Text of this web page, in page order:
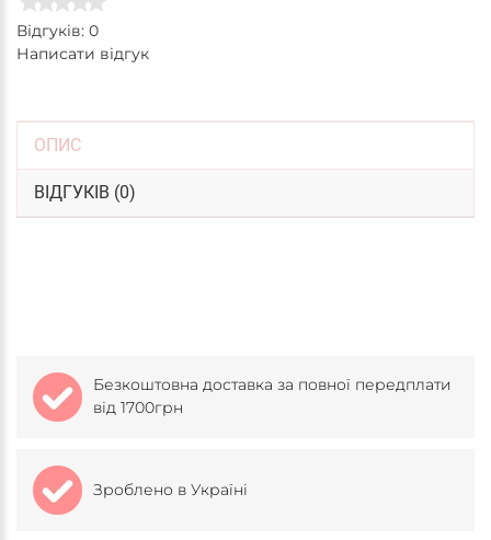
Відгуків: 0
Написати відгук
ОПИС
ВІДГУКІВ (0)
Безкоштовна доставка за повної передплати
від 1700грн
Зроблено в Україні